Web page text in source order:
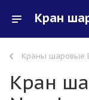
Краны шаровые
Кран